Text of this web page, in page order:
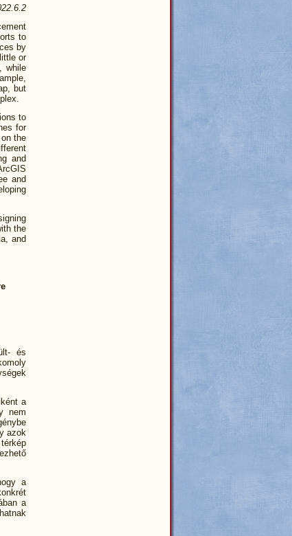
to
by
or
while
but
to
for
the
and
and
the
and
és
a
nem
azok
a
a